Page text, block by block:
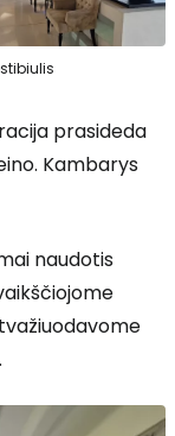
prasideda
Kambarys
naudotis